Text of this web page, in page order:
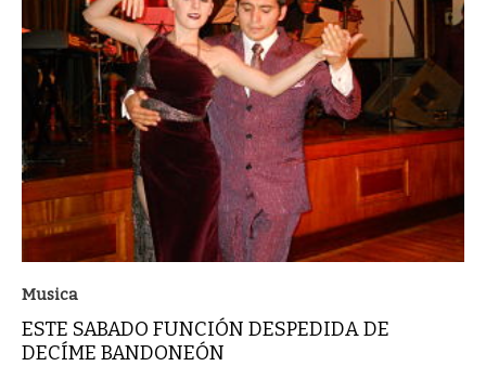
Musica
ESTE SABADO FUNCIÓN DESPEDIDA DE
DECÍME BANDONEÓN